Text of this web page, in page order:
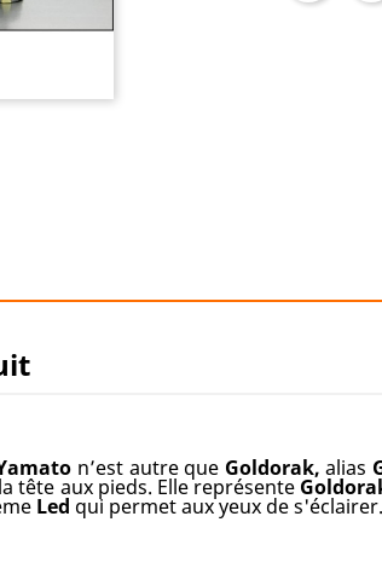
n’est autre que Goldorak, alias
tête aux pieds. Elle représente
Led qui permet aux yeux de s'éclairer.